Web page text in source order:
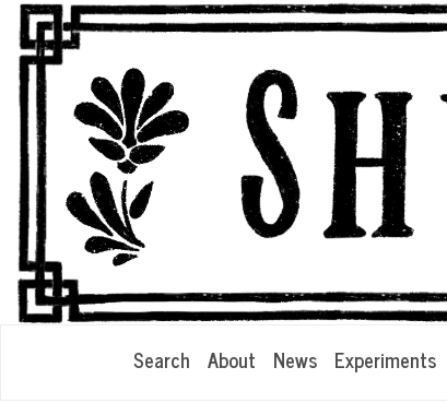
Search About News Experiments